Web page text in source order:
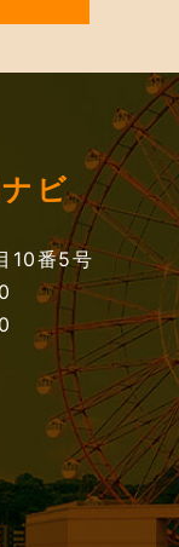
ビ
10番5号